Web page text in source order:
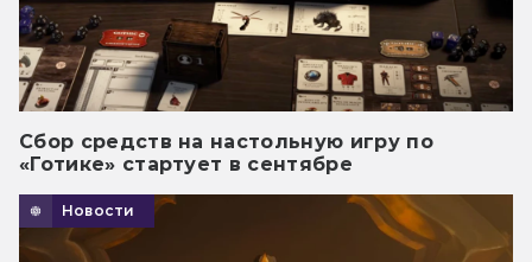
Сбор средств на настольную игру по
«Готике» стартует в сентябре
Новости